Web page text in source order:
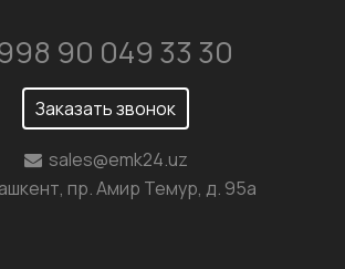
90 049 33 30
Заказать звонок
sales@emk24.uz
пр. Амир Темур, д. 95а